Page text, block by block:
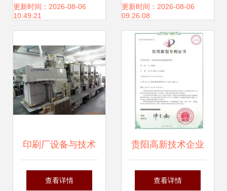
的完整操作步骤
更新时间：2026-08-06
10:49:21
更新时间：2026-08-06
09:26:08
印刷厂设备与技术
整体转让公告 开启
查看详情
贵阳高新技术企业
评定与发明专利代
查看详情